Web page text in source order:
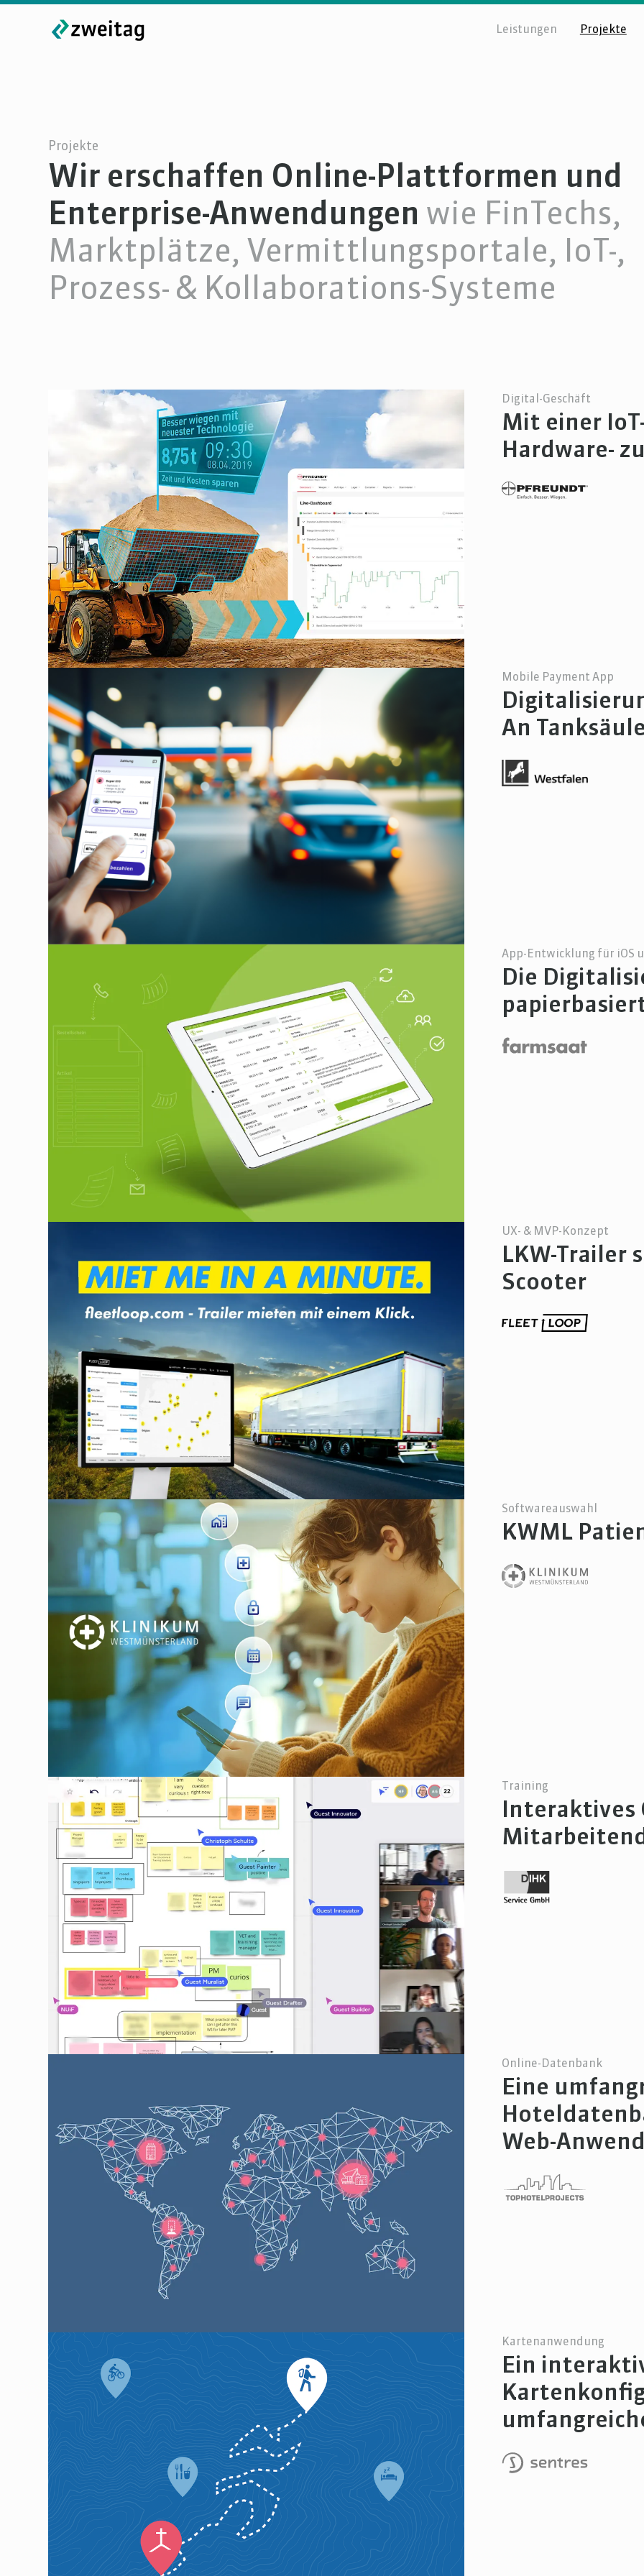
Leistungen Projekte
Projekte
Wir erschaffen Online-Plattformen und
Enterprise-Anwendungen wie FinTechs,
Marktplätze, Vermittlungsportale, IoT-,
Prozess- & Kollaborations-Systeme
Digital-Geschäft
Mit einer
Hardware-
Mobile Payment App
An
App-Entwicklung für iOS
Die
UX- & MVP-Konzept
LKW-Trailer
Scooter
Softwareauswahl
KWML
Training
Interaktives
Online-Datenbank
Eine
Web-
Kartenanwendung
Ein